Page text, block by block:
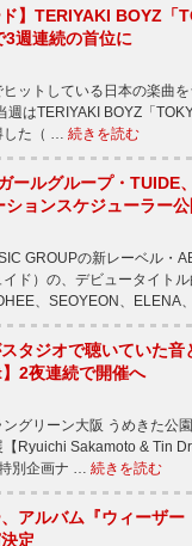
ド】TERIYAKI BOYZ
3週連続の首位に
ットしている日本の楽曲
週はTERIYAKI BOYZ「
した（ … 続きを読む
ールグループ・TUIDE
ションスケジューラー公
GROUPの新レーベル・
イド）の、デビュータイト
、SEOYEON、ELENA
タジオで聴いていた
2夜連続で開催へ
グリーン大阪 うめきた公
【Ryuichi Sakamoto & Tin
別企画ナ … 続きを読む
アルバム『ウィーザ
定